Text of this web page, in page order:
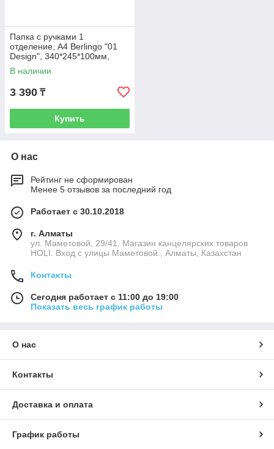
Папка с ручками 1
отделение, А4 Berlingo "01
Design", 340*245*100мм,
пластик, на молнии
В наличии
3 390 ₸
Купить
О нас
Рейтинг не сформирован
Менее 5 отзывов за последний год
Работает с 30.10.2018
г. Алматы
ул. Маметовой, 29/41. Магазин канцелярских товаров
HOLI. Вход с улицы Маметовой., Алматы, Казахстан
Контакты
Сегодня работает с 11:00 до 19:00
Показать весь график работы
О нас
Контакты
Доставка и оплата
График работы